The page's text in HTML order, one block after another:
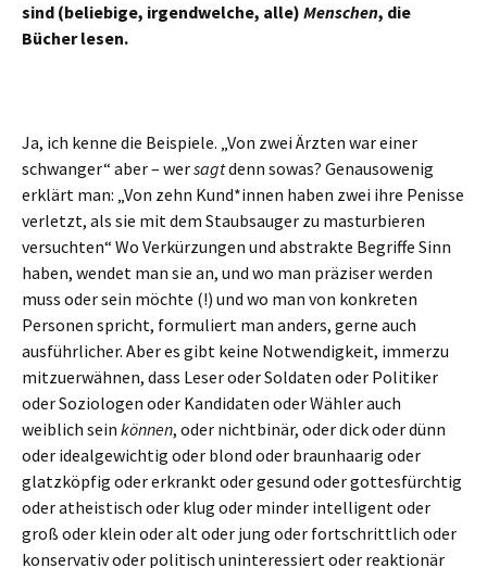
sind (beliebige, irgendwelche, alle) Menschen, die
Bücher lesen.
Ja, ich kenne die Beispiele. „Von zwei Ärzten war einer
schwanger“ aber – wersagtdenn sowas? Genausowenig
erklärt man: „Von zehn Kund*innen haben zwei ihre Penisse
verletzt, als sie mit dem Staubsauger zu masturbieren
versuchten“ Wo Verkürzungen und abstrakte Begriffe Sinn
haben, wendet man sie an, und wo man präziser werden
muss oder sein möchte (!) und wo man von konkreten
Personen spricht, formuliert man anders, gerne auch
ausführlicher. Aber es gibt keine Notwendigkeit, immerzu
mitzuerwähnen, dass Leser oder Soldaten oder Politiker
oder Soziologen oder Kandidaten oder Wähler auch
weiblich sein können, oder nichtbinär, oder dick oder dünn
oder idealgewichtig oder blond oder braunhaarig oder
glatzköpfig oder erkrankt oder gesund oder gottesfürchtig
oder atheistisch oder klug oder minder intelligent oder
groß oder klein oder alt oder jung oder fortschrittlich oder
konservativ oder politisch uninteressiert oder reaktionär